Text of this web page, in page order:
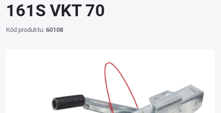
161S VKT 70
Kód produktu: 60108